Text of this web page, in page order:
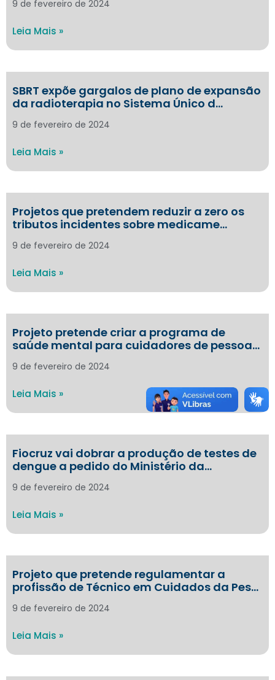
9 de fevereiro de 2024
Leia Mais »
SBRT expõe gargalos de plano de expansão
da radioterapia no Sistema Único d…
9 de fevereiro de 2024
Leia Mais »
Projetos que pretendem reduzir a zero os
tributos incidentes sobre medicame…
9 de fevereiro de 2024
Leia Mais »
Projeto pretende criar a programa de
saúde mental para cuidadores de pessoa…
9 de fevereiro de 2024
Leia Mais »
Fiocruz vai dobrar a produção de testes de
dengue a pedido do Ministério da…
9 de fevereiro de 2024
Leia Mais »
Projeto que pretende regulamentar a
profissão de Técnico em Cuidados da Pes…
9 de fevereiro de 2024
Leia Mais »